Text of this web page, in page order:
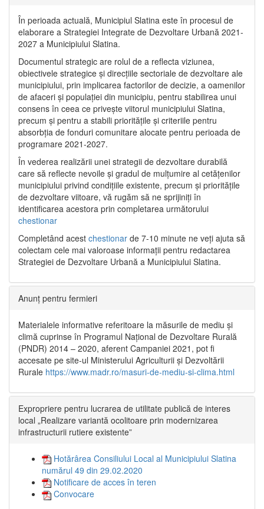
În perioada actuală, Municipiul Slatina este în procesul de
elaborare a Strategiei Integrate de Dezvoltare Urbană 2021‐
2027 a Municipiului Slatina.
Documentul strategic are rolul de a reflecta viziunea,
obiectivele strategice și direcțiile sectoriale de dezvoltare ale
municipiului, prin implicarea factorilor de decizie, a oamenilor
de afaceri și populației din municipiu, pentru stabilirea unui
consens în ceea ce privește viitorul municipiului Slatina,
precum și pentru a stabili prioritățile și criteriile pentru
absorbția de fonduri comunitare alocate pentru perioada de
programare 2021-2027.
În vederea realizării unei strategii de dezvoltare durabilă
care să reflecte nevoile și gradul de mulțumire al cetățenilor
municipiului privind condițiile existente, precum și prioritățile
de dezvoltare viitoare, vă rugăm să ne sprijiniți în
identificarea acestora prin completarea următorului
chestionar
Completând acest chestionar de 7-10 minute ne veți ajuta să
colectam cele mai valoroase informații pentru redactarea
Strategiei de Dezvoltare Urbană a Municipiului Slatina.
Anunț pentru fermieri
Materialele informative referitoare la măsurile de mediu și
climă cuprinse în Programul Național de Dezvoltare Rurală
(PNDR) 2014 – 2020, aferent Campaniei 2021, pot fi
accesate pe site-ul Ministerului Agriculturii și Dezvoltării
Rurale https://www.madr.ro/masuri-de-mediu-si-clima.html
Expropriere pentru lucrarea de utilitate publică de interes
local „Realizare variantă ocolitoare prin modernizarea
infrastructurii rutiere existente”
Hotărârea Consiliului Local al Municipiului Slatina
numărul 49 din 29.02.2020
Notificare de acces în teren
Convocare